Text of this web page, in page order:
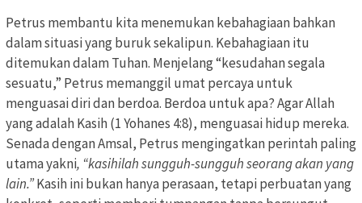
Petrus membantu kita menemukan kebahagiaan bahkan
dalam situasi yang buruk sekalipun. Kebahagiaan itu
ditemukan dalam Tuhan. Menjelang “kesudahan segala
sesuatu,” Petrus memanggil umat percaya untuk
menguasai diri dan berdoa. Berdoa untuk apa? Agar Allah
yang adalah Kasih (1 Yohanes 4:8), menguasai hidup mereka.
Senada dengan Amsal, Petrus mengingatkan perintah paling
utama yakni, “kasihilah sungguh-sungguh seorang akan yang
lain.”Kasih ini bukan hanya perasaan, tetapi perbuatan yang